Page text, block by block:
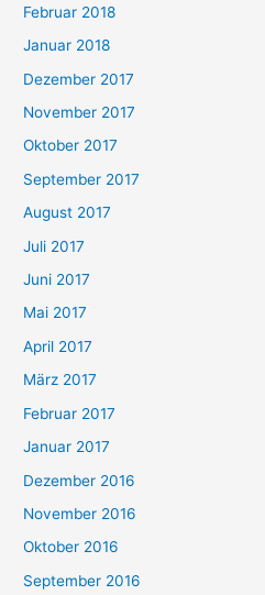
Februar 2018
Januar 2018
Dezember 2017
November 2017
Oktober 2017
September 2017
August 2017
Juli 2017
Juni 2017
Mai 2017
April 2017
März 2017
Februar 2017
Januar 2017
Dezember 2016
November 2016
Oktober 2016
September 2016